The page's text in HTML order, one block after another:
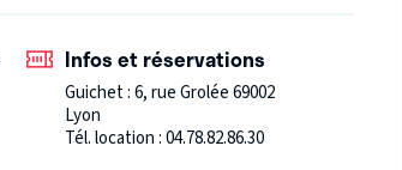
le moins.Infos et réservations
Guichet : 6, rue Grolée 69002
Lyon
Tél. location : 04.78.82.86.30